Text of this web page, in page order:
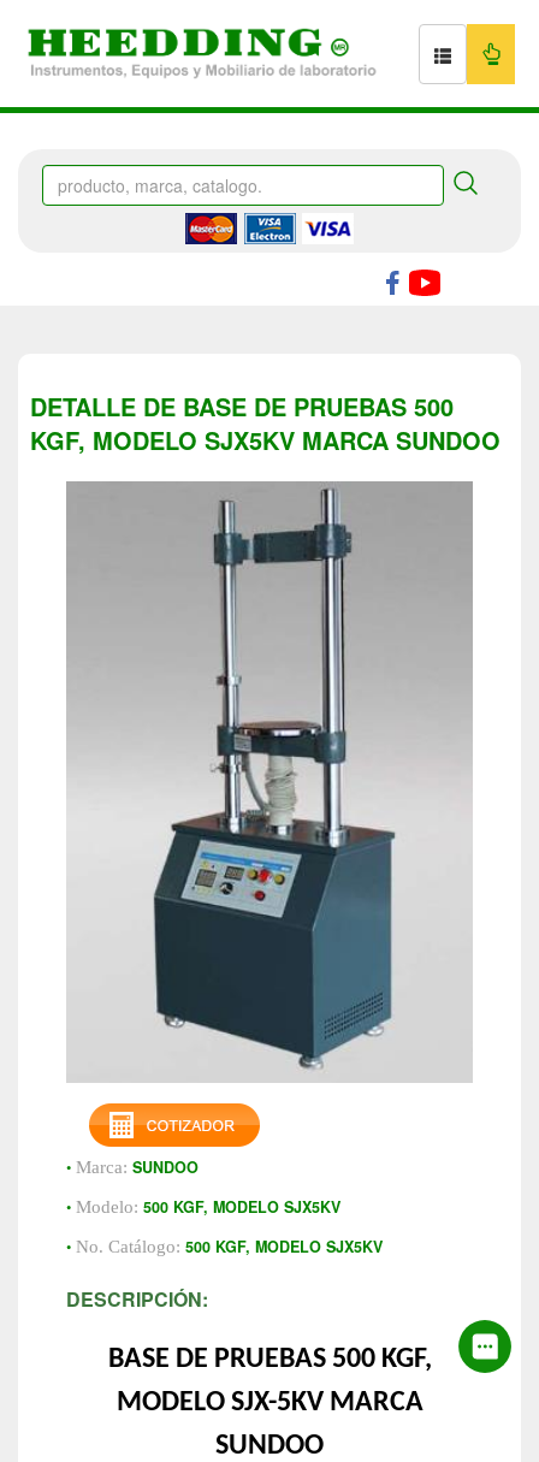
DETALLE DE BASE DE PRUEBAS 500
KGF, MODELO SJX5KV MARCA SUNDOO
• Marca: SUNDOO
• Modelo: 500 KGF, MODELO SJX5KV
• No. Catálogo: 500 KGF, MODELO SJX5KV
DESCRIPCIÓN:
BASE DE PRUEBAS 500 KGF,
MODELO SJX-5KV MARCA
SUNDOO